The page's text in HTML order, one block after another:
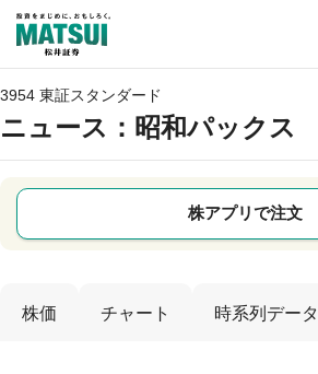
3954 東証スタンダード
ニュース ：昭和パックス
株アプリで注文
株価 チャート 時系列データ